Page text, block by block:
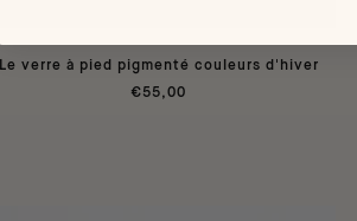
Le verre à pied pigmenté couleurs d'hiver
€55,00